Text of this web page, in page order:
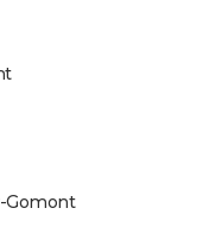
Gomont